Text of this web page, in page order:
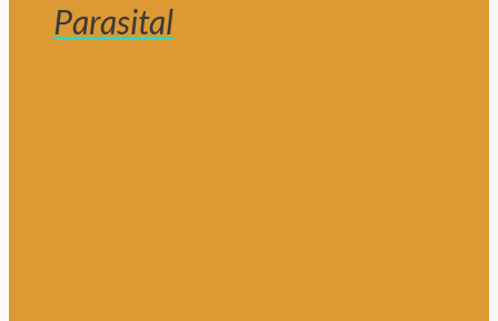
Parasital